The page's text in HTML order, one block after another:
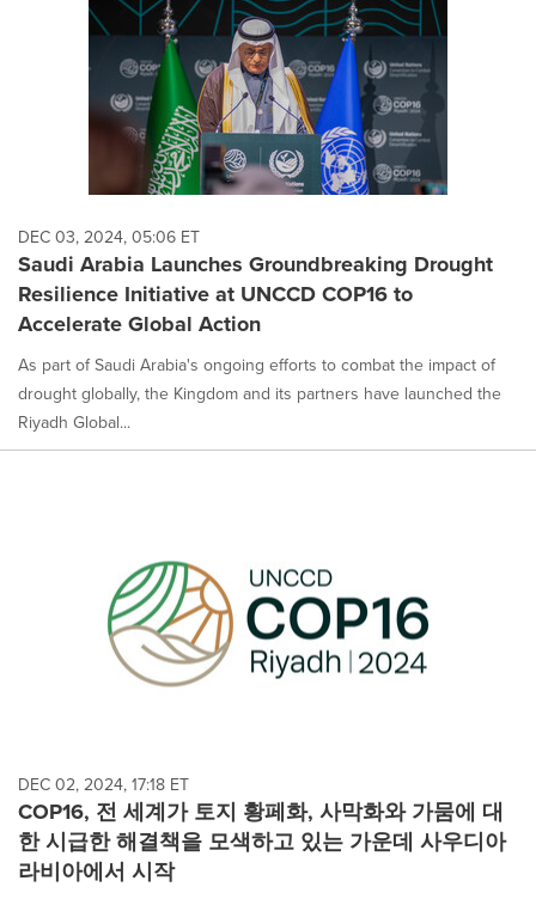
DEC 03, 2024, 05:06 ET
Saudi Arabia Launches Groundbreaking Drought
Resilience Initiative at UNCCD COP16 to
Accelerate Global Action
As part of Saudi Arabia's ongoing efforts to combat the impact of
drought globally, the Kingdom and its partners have launched the
Riyadh Global...
DEC 02, 2024, 17:18 ET
COP16, 전 세계가 토지 황페화, 사막화와 가뭄에 대
한 시급한 해결책을 모색하고 있는 가운데 사우디아
라비아에서 시작